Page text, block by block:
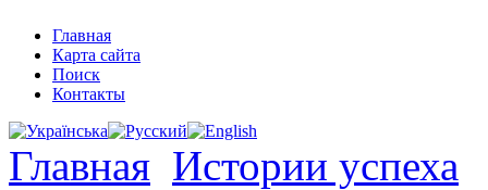
Главная
Карта сайта
Поиск
Контакты
Главная Истории успеха